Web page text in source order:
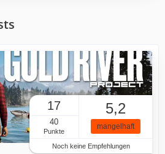
17
40
Punkte
5,2
mangelhaft
Noch keine Empfehlungen